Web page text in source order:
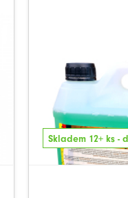
Skladem 12+ ks -